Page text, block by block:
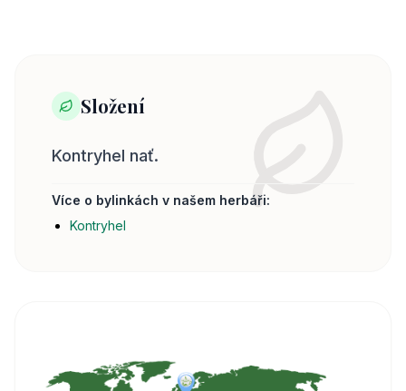
Složení
Kontryhel nať.
Více o bylinkách v našem herbáři:
Kontryhel